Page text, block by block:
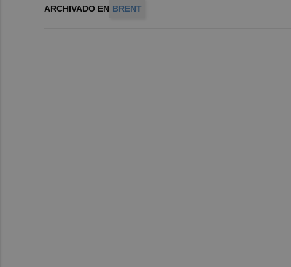
ARCHIVADO EN BRENT